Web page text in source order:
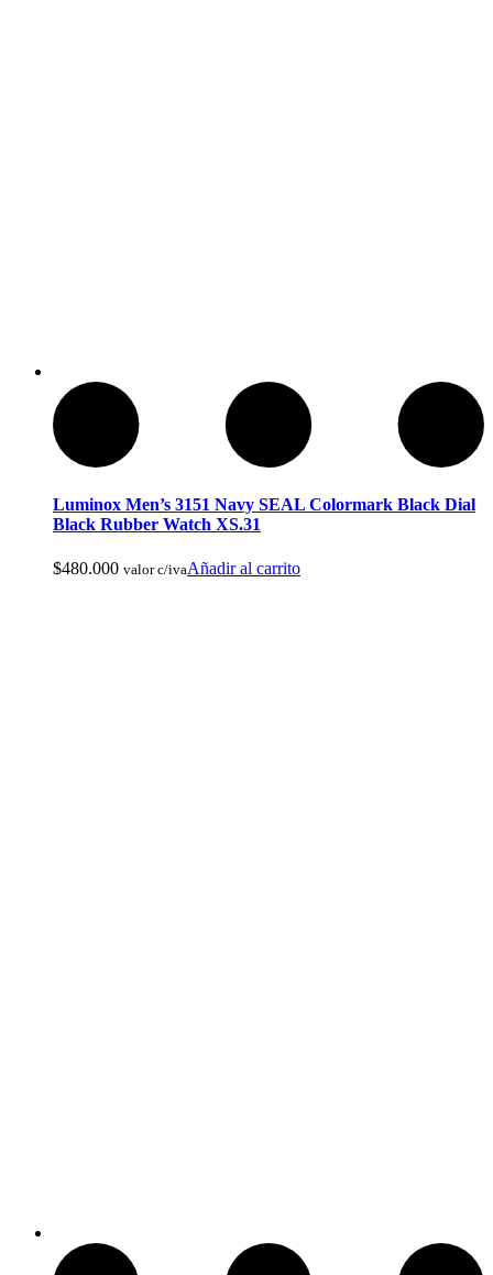
Cuchillos Tacticos y Multierramientas
Luminox Men’s 3151 Navy SEAL Colormark Black Dial
Black Rubber Watch XS.31
$480.000 valor c/ivaAñadir al carrito